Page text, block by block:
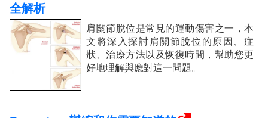
全解析
肩關節脫位是常見的運動傷害之一，本
文將深入探討肩關節脫位的原因、症
狀、治療方法以及恢復時間，幫助您更
好地理解與應對這一問題。